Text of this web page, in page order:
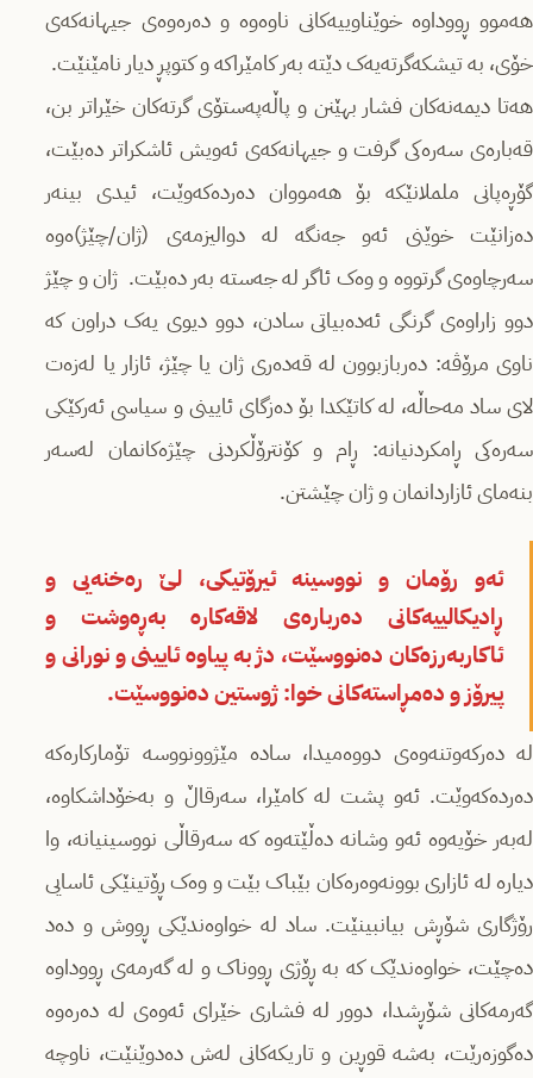
هەموو ڕووداوە خوێناوییەکانی ناوەوە و دەرەوەی جیهانەکەی
خۆی، بە تیشکەگرتەیەک دێتە بەر کامێراکە و کتوپڕ دیار نامێنێت.
هەتا دیمەنەکان فشار بهێنن و پاڵەپەستۆی گرتەکان خێراتر بن،
قەبارەی سەرەکی گرفت و جیهانەکەی ئەویش ئاشکراتر دەبێت،
گۆڕەپانی ململانێکە بۆ هەمووان دەردەکەوێت، ئیدی بینەر
دەزانێت خوێنی ئەو جەنگە لە دوالیزمەی (ژان/چێژ)ەوە
سەرچاوەی گرتووە و وەک ئاگر لە جەستە بەر دەبێت. ژان و چێژ
دوو زاراوەی گرنگی ئەدەبیاتی سادن، دوو دیوی یەک دراون کە
ناوی مرۆڤە: دەربازبوون لە قەدەری ژان یا چێژ، ئازار یا لەزەت
لای ساد مەحاڵە، لە کاتێکدا بۆ دەزگای ئایینی و سیاسی ئەرکێکی
سەرەکی ڕامکردنیانە: ڕام و کۆنترۆڵکردنی چێژەکانمان لەسەر
بنەمای ئازاردانمان و ژان چێشتن.
ئەو رۆمان و نووسینە ئیرۆتیکی، لێ رەخنەیی و
ڕادیکالییەکانی دەربارەی لاقەکارە بەڕەوشت و
ئاکاربەرزەکان دەنووسێت، دژ بە پیاوە ئایینی و نورانی و
پیرۆز و دەمڕاستەکانی خوا: ژوستین دەنووسێت.
لە دەرکەوتنەوەی دووەمیدا، سادە مێژوونووسە تۆمارکارەکە
دەردەکەوێت. ئەو پشت لە کامێرا، سەرقاڵ و بەخۆداشکاوە،
لەبەر خۆیەوە ئەو وشانە دەڵێتەوە کە سەرقاڵی نووسینیانە، وا
دیارە لە ئازاری بوونەوەرەکان بێباک بێت و وەک ڕۆتینێکی ئاسایی
رۆژگاری شۆڕش بیانبینێت. ساد لە خواوەندێکی ڕووش و دەد
دەچێت، خواوەندێک کە بە ڕۆژی ڕووناک و لە گەرمەی ڕووداوە
گەرمەکانی شۆڕشدا، دوور لە فشاری خێرای ئەوەی لە دەرەوە
دەگوزەرێت، بەشە قوڕین و تاریکەکانی لەش دەدوێنێت، ناوچە